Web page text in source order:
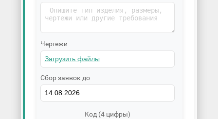
Чертежи
Сбор заявок до
Код (4 цифры)